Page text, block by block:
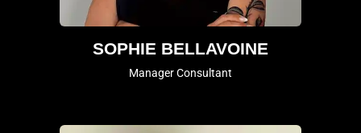
SOPHIE BELLAVOINE
Manager Consultant